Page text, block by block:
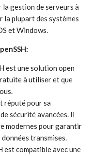
la gestion de serveurs à
la plupart des systèmes
et Windows.
est une solution open
à utiliser et que
réputé pour sa
sécurité avancées. Il
modernes pour garantir
transmises.
est compatible avec une